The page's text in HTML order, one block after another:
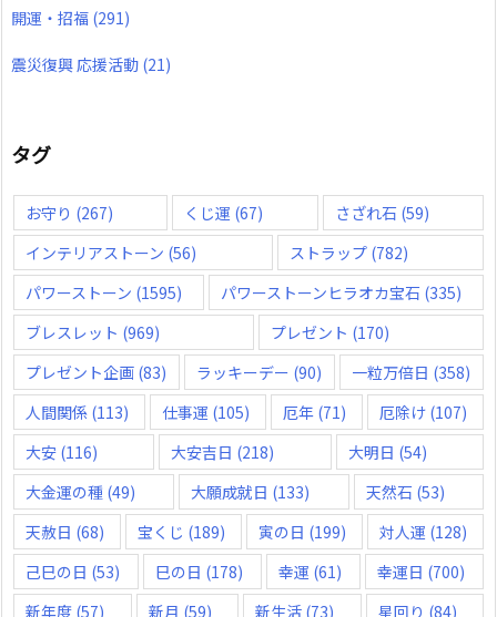
開運・招福 (291)
震災復興 応援活動 (21)
タグ
お守り (267) くじ運 (67) さざれ石 (59)
インテリアストーン (56) ストラップ(782)
パワーストーン (1595) パワーストーンヒラオカ宝石 (335)
ブレスレット (969) プレゼント (170)
プレゼント企画 (83) ラッキーデー (90) 一粒万倍日 (358)
人間関係 (113) 仕事運 (105) 厄年 (71) 厄除け (107)
大安 (116) 大安吉日 (218) 大明日 (54)
大金運の種 (49) 大願成就日 (133) 天然石 (53)
天赦日 (68) 宝くじ (189) 寅の日 (199) 対人運 (128)
己巳の日 (53) 巳の日 (178) 幸運 (61) 幸運日 (700)
新年度 (57) 新月 (59) 新生活 (73) 星回り (84)